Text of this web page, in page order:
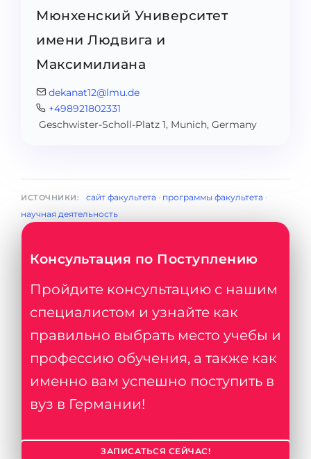
Мюнхенский Университет
имени Людвига и
Максимилиана
dekanat12@lmu.de
+498921802331
Geschwister-Scholl-Platz 1, Munich, Germany
ИСТОЧНИКИ: сайт факультета · программы факультета ·
научная деятельность
Консультация по Поступлению
Пройдите консультацию с нашим
специалистом и узнайте как
правильно выбрать место учебы и
профессию обучения, а также как
именно вам успешно поступить в
вуз в Германии!
ЗАПИСАТЬСЯ СЕЙЧАС!